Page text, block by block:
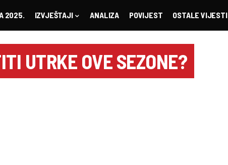
2025. IZVJEŠTAJI ANALIZA POVIJEST OSTALE VIJESTI
UTRKE OVE SEZONE?